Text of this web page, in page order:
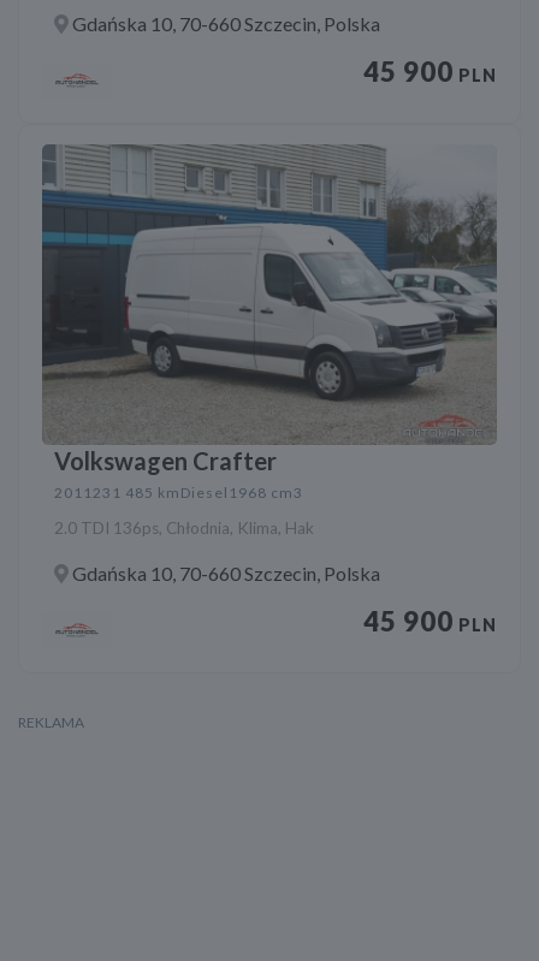
Gdańska 10, 70-660 Szczecin, Polska
45 900 PLN
Volkswagen Crafter
2011231 485 km Diesel 1968 cm3
2.0 TDI 136ps, Chłodnia, Klima, Hak
Gdańska 10, 70-660 Szczecin, Polska
45 900 PLN